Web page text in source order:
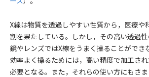
X線は物質を透過しやすい性質から，医療や
割を果たしている。しかし，その高い透過
鏡やレンズではX線をうまく操ることができ
効率よく操るためには，高い精度で加工さ
必要となる。また，それらの使い方にもさ